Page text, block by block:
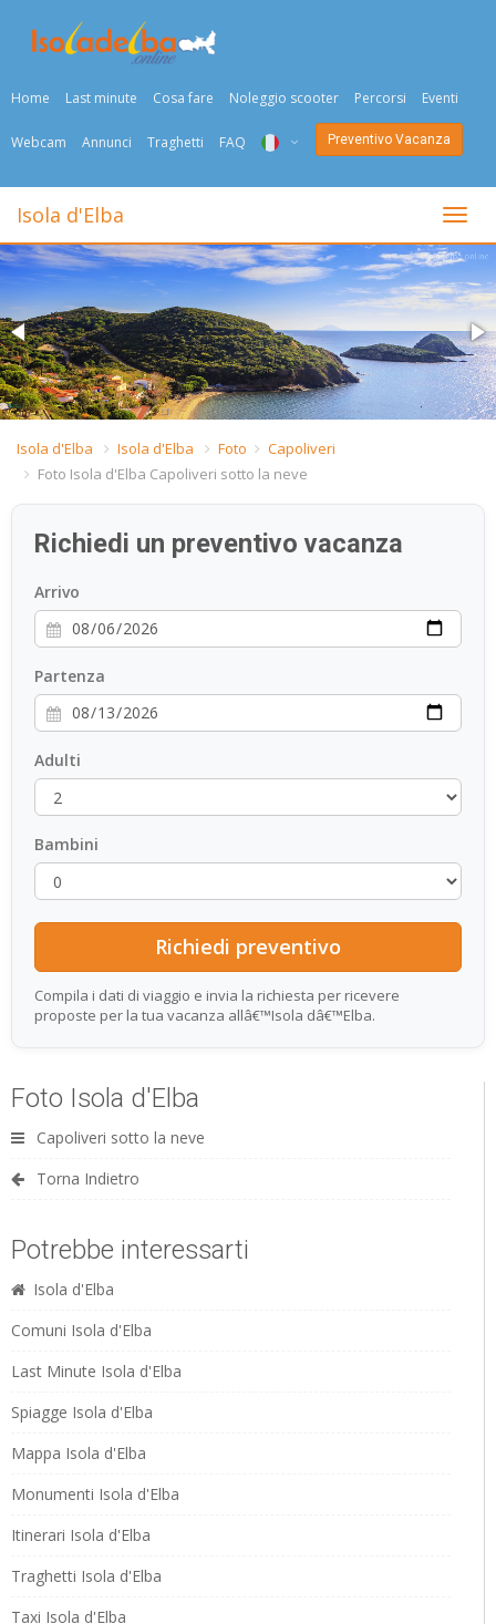
Home Last minute Cosa fare Noleggio scooter Percorsi Eventi
Webcam Annunci Traghetti FAQ
ENG
DEU
NED
FRA
DAN
Preventivo Vacanza
Togli
Isola d'Elba
Isola d'Elba Isola d'Elba Foto
Capoliveri
Foto Isola d'Elba Capoliveri sotto la neve
Richiedi un preventivo vacanza
Arrivo
Partenza
Adulti
Bambini
Compila i dati di viaggio e invia la richiesta per ricevere
proposte per la tua vacanza allâ€™Isola dâ€™Elba.
Foto Isola d'Elba
Capoliveri sotto la neve
Torna Indietro
Potrebbe interessarti
Isola d'Elba
Comuni Isola d'Elba
Last Minute Isola d'Elba
Spiagge Isola d'Elba
Mappa Isola d'Elba
Monumenti Isola d'Elba
Itinerari Isola d'Elba
Traghetti Isola d'Elba
Taxi Isola d'Elba